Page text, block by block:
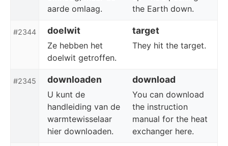
aarde omlaag.
the Earth down.
#2344 doelwit target
Ze hebben het
doelwit getroffen.
They hit the target.
#2345 downloaden download
U kunt de
handleiding van de
warmtewisselaar
hier downloaden.
You can download
the instruction
manual for the heat
exchanger here.